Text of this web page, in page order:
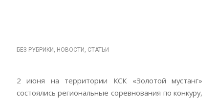
БЕЗ РУБРИКИ, НОВОСТИ, СТАТЬИ
2 июня на территории КСК «Золотой мустанг»
состоялись региональные соревнования по конкуру,